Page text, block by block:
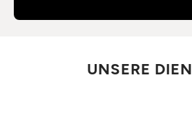
UNSERE